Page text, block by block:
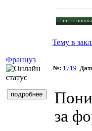
Тему в
Француз
№: 1719
за